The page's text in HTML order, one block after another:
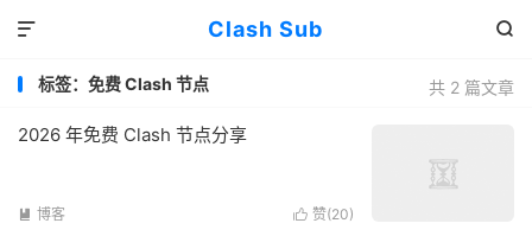
Clash Sub 

共 2 篇文章
标签：免费 Clash 节点
2026 年免费 Clash 节点分享
 赞(20)
 博客